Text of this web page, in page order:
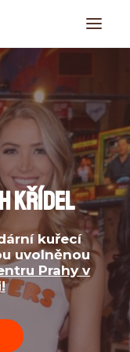
KŘÍDEL
kuřecí
uvolněnou
Prahy v